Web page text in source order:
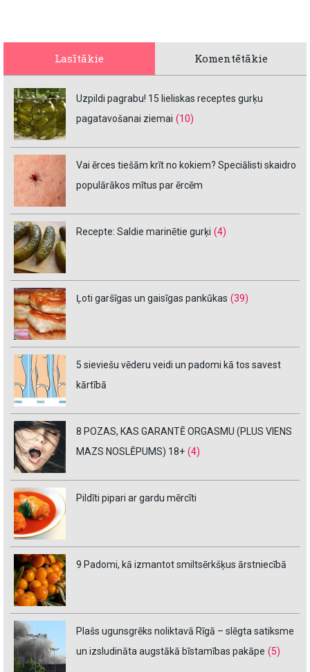
Lasītākie Komentētākie
Uzpildi pagrabu! 15 lieliskas receptes gurķu
pagatavošanai ziemai (10)
Vai ērces tiešām krīt no kokiem? Speciālisti skaidro
populārākos mītus par ērcēm
Recepte: Saldie marinētie gurķi (4)
Ļoti garšīgas un gaisīgas pankūkas (39)
5 sieviešu vēderu veidi un padomi kā tos savest
kārtībā
8 POZAS, KAS GARANTĒ ORGASMU (PLUS VIENS
MAZS NOSLĒPUMS) 18+ (4)
Pildīti pipari ar gardu mērcīti
9 Padomi, kā izmantot smiltsērkšķus ārstniecībā
Plašs ugunsgrēks noliktavā Rīgā – slēgta satiksme
un izsludināta augstākā bīstamības pakāpe (5)